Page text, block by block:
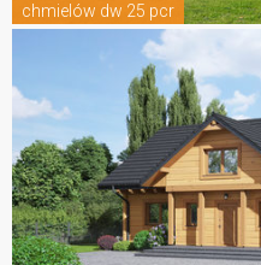
chmielów dw 25 pcr